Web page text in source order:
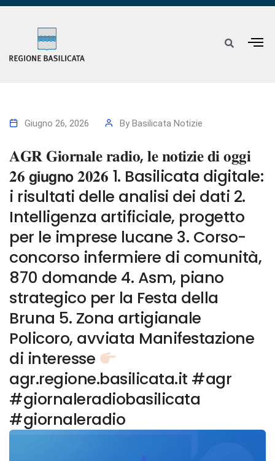
Giugno 26, 2026 By Basilicata Notizie
𝐀𝐆𝐑 𝐆𝐢𝐨𝐫𝐧𝐚𝐥𝐞 𝐫𝐚𝐝𝐢𝐨, 𝐥𝐞 𝐧𝐨𝐭𝐢𝐳𝐢𝐞 𝐝𝐢 𝐨𝐠𝐠𝐢
𝟐𝟔 𝗴𝗶𝘂𝗴𝗻𝗼 𝟐𝟎𝟐𝟔 1. Basilicata digitale:
i risultati delle analisi dei dati 2.
Intelligenza artificiale, progetto
per le imprese lucane 3. Corso-
concorso infermiere di comunità,
870 domande 4. Asm, piano
strategico per la Festa della
Bruna 5. Zona artigianale
Policoro, avviata Manifestazione
di interesse
agr.regione.basilicata.it #agr
#giornaleradiobasilicata
#giornaleradio